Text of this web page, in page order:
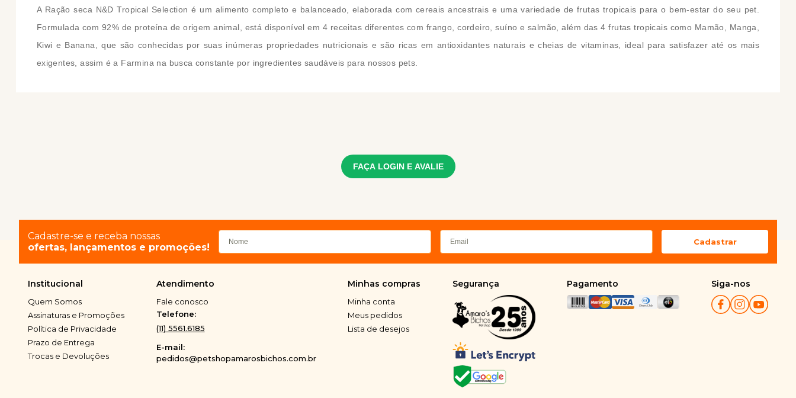
A Ração seca N&D Tropical Selection é um alimento completo e balanceado, elaborada com cereais ancestrais e uma variedade de frutas tropicais para o bem-estar do seu pet.
Formulada com 92% de proteína de origem animal, está disponível em 4 receitas diferentes com frango, cordeiro, suíno e salmão, além das 4 frutas tropicais como Mamão, Manga,
Kiwi e Banana, que são conhecidas por suas inúmeras propriedades nutricionais e são ricas em antioxidantes naturais e cheias de vitaminas, ideal para satisfazer até os mais
exigentes, assim é a Farmina na busca constante por ingredientes saudáveis para nossos pets.
FAÇA LOGIN E AVALIE
Cadastre-se e receba nossas
ofertas, lançamentos e promoções!
Institucional
Quem Somos
Assinaturas e Promoções
Política de Privacidade
Prazo de Entrega
Trocas e Devoluções
Atendimento
Fale conosco
Telefone:
(11) 5561.6185
E-mail:
pedidos@petshopamarosbichos.com.br
Minhas compras
Minha conta
Meus pedidos
Lista de desejos
Segurança Pagamento Siga-nos